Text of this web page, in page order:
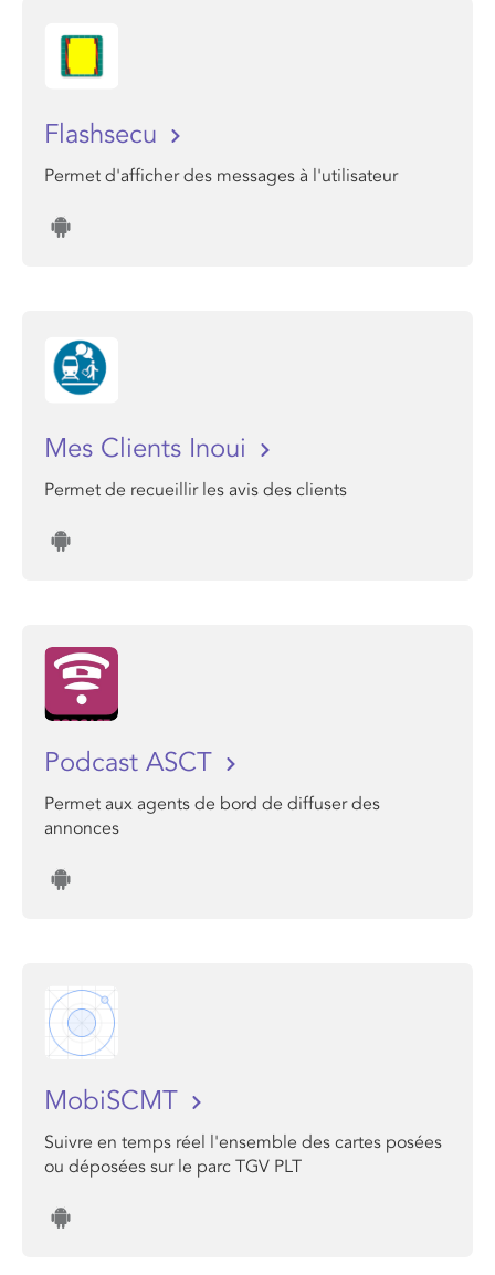
Flashsecu
Permet d'afficher des messages à l'utilisateur
Mes Clients Inoui
Permet de recueillir les avis des clients
Podcast ASCT
Permet aux agents de bord de diffuser des
annonces
MobiSCMT
Suivre en temps réel l'ensemble des cartes posées
ou déposées sur le parc TGV PLT